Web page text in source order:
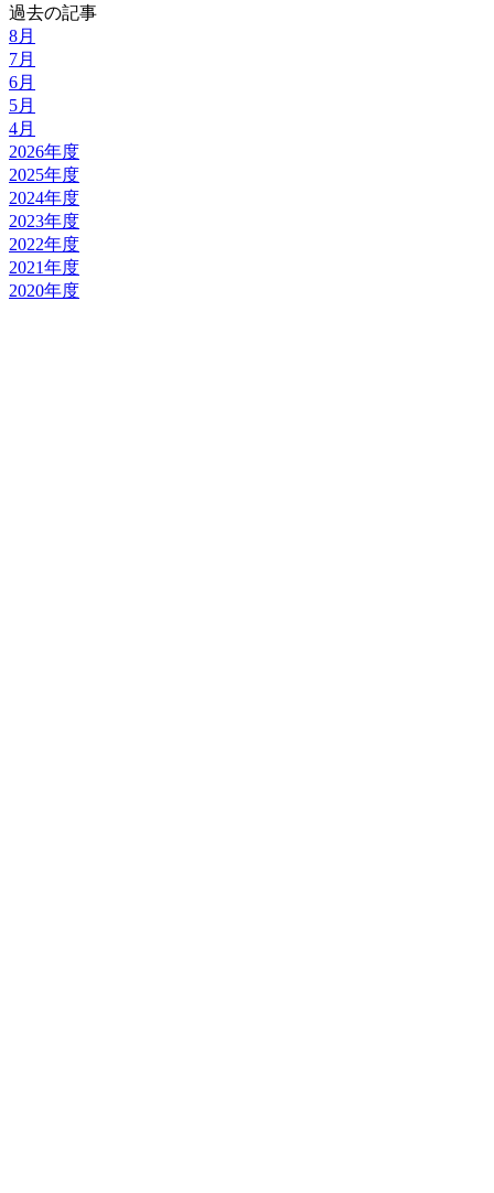
過去の記事
8月
7月
6月
5月
4月
2026年度
2025年度
2024年度
2023年度
2022年度
2021年度
2020年度